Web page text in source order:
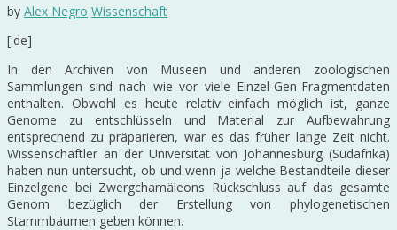
by Alex Negro Wissenschaft
[:de]
In den Archiven von Museen und anderen zoologischen
Sammlungen sind nach wie vor viele Einzel-Gen-Fragmentdaten
enthalten. Obwohl es heute relativ einfach möglich ist, ganze
Genome zu entschlüsseln und Material zur Aufbewahrung
entsprechend zu präparieren, war es das früher lange Zeit nicht.
Wissenschaftler an der Universität von Johannesburg (Südafrika)
haben nun untersucht, ob und wenn ja welche Bestandteile dieser
Einzelgene bei Zwergchamäleons Rückschluss auf das gesamte
Genom bezüglich der Erstellung von phylogenetischen
Stammbäumen geben können.